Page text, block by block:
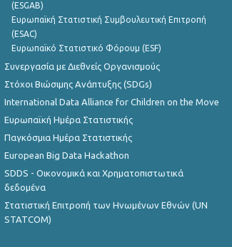
(ESGAB)
Ευρωπαϊκή Στατιστική Συμβουλευτική Επιτροπή
(ESAC)
Ευρωπαϊκό Στατιστικό Φόρουμ (ESF)
Συνεργασία με Διεθνείς Οργανισμούς
Στόχοι Βιώσιμης Ανάπτυξης (SDGs)
International Data Alliance for Children on the Move
Ευρωπαϊκή Ημέρα Στατιστικής
Παγκόσμια Ημέρα Στατιστικής
European Big Data Hackathon
SDDS - Οικονομικά και Χρηματοπιστωτικά
δεδομένα
Στατιστική Επιτροπή των Ηνωμένων Εθνών (UN
STATCOM)